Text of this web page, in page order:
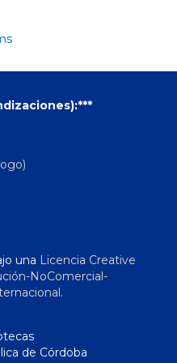
una Licencia Creative
NoComercial-
.
de Córdoba